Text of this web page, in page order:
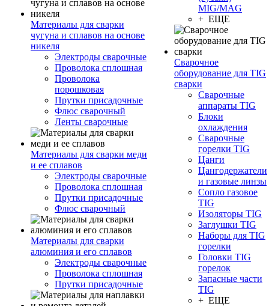
Материалы для сварки
чугуна и сплавов на основе
никеля
Электроды сварочные
Проволока сплошная
Проволока
порошковая
Прутки присадочные
Флюс сварочный
Ленты сварочные
Материалы для сварки меди
и ее сплавов
Электроды сварочные
Проволока сплошная
Прутки присадочные
Флюс сварочный
Материалы для сварки
алюминия и его сплавов
Электроды сварочные
Проволока сплошная
Прутки присадочные
MIG/MAG
+ ЕЩЕ
Сварочное
оборудование для TIG
сварки
Сварочные
аппараты TIG
Блоки
охлаждения
Сварочные
горелки TIG
Цанги
Цангодержатели
и газовые линзы
Сопло газовое
TIG
Изоляторы TIG
Заглушки TIG
Наборы для TIG
горелки
Головки TIG
горелок
Запасные части
TIG
+ ЕЩЕ